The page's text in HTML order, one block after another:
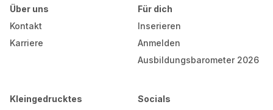
Über uns
Kontakt
Karriere
Für dich
Inserieren
Anmelden
Ausbildungsbarometer 2026
Kleingedrucktes
Socials